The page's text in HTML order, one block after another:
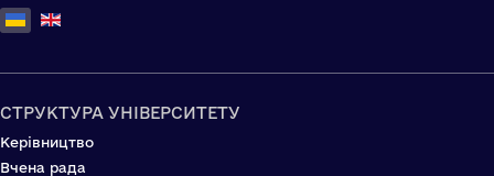
Оберіть свою мову
СТРУКТУРА УНІВЕРСИТЕТУ
Керівництво
Вчена рада